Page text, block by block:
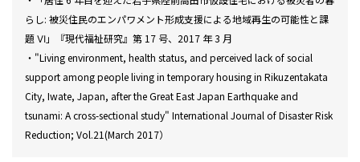
らし: 被災住民のエンパワメント形成支援による地域再生の可能性と課
題 Ⅵ」『現代福祉研究』第 17 号、2017 年 3 月
・"Living environment, health status, and perceived lack of social
support among people living in temporary housing in Rikuzentakata
City, Iwate, Japan, after the Great East Japan Earthquake and
tsunami: A cross-sectional study" International Journal of Disaster Risk
Reduction; Vol.21(March 2017）